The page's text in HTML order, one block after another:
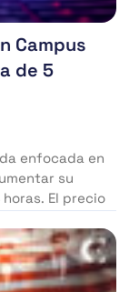
Campus
de 5
enfocada en
su
El precio